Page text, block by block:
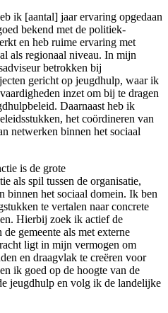
ik [aantal] jaar ervaring opgedaan
bekend met de politiek-
en heb ruime ervaring met
als regionaal niveau. In mijn
betrokken bij
gericht op jeugdhulp, waar ik
inzet om bij te dragen
Daarnaast heb ik
het coördineren van
netwerken binnen het sociaal
is de grote
als spil tussen de organisatie,
binnen het sociaal domein. Ik ben
te vertalen naar concrete
Hierbij zoek ik actief de
gemeente als met externe
ligt in mijn vermogen om
en draagvlak te creëren voor
ik goed op de hoogte van de
jeugdhulp en volg ik de landelijke